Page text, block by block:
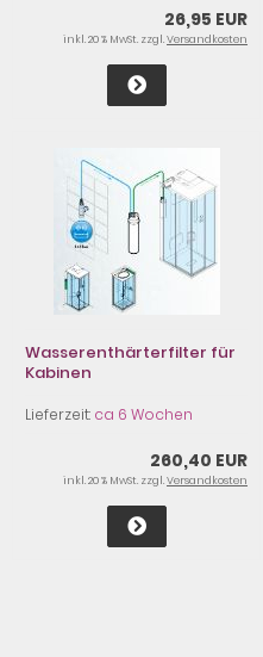
26,95 EUR
inkl. 20 % MwSt. zzgl.Versandkosten
Wasserenthärterfilter für
Kabinen
Lieferzeit: ca 6 Wochen
260,40 EUR
inkl. 20 % MwSt. zzgl.Versandkosten